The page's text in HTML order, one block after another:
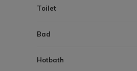
Toilet
Bad
Hotbath